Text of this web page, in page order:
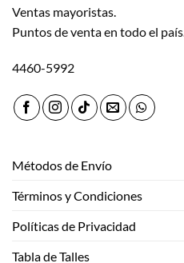
Ventas mayoristas.
Puntos de venta en todo el país.
4460-5992
Métodos de Envío
Términos y Condiciones
Políticas de Privacidad
Tabla de Talles